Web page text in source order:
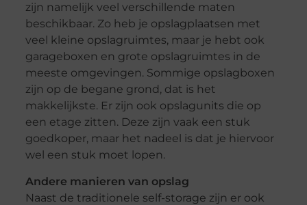
zijn namelijk veel verschillende maten
beschikbaar. Zo heb je opslagplaatsen met
veel kleine opslagruimtes, maar je hebt ook
garageboxen en grote opslagruimtes in de
meeste omgevingen. Sommige opslagboxen
zijn op de begane grond, dat is het
makkelijkste. Er zijn ook opslagunits die op
een etage zitten. Deze zijn vaak een stuk
goedkoper, maar het nadeel is dat je hiervoor
wel een stuk moet lopen.
Andere manieren van opslag
Naast de traditionele self-storage zijn er ook